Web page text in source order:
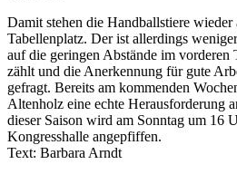
Damit stehen die Handballstiere wieder
Tabellenplatz. Der ist allerdings
auf die geringen Abstände im vorderen
zählt und die Anerkennung für gute
gefragt. Bereits am kommenden
Altenholz eine echte Herausforderung
dieser Saison wird am Sonntag um 16
Kongresshalle angepfiffen.
Text: Barbara Arndt